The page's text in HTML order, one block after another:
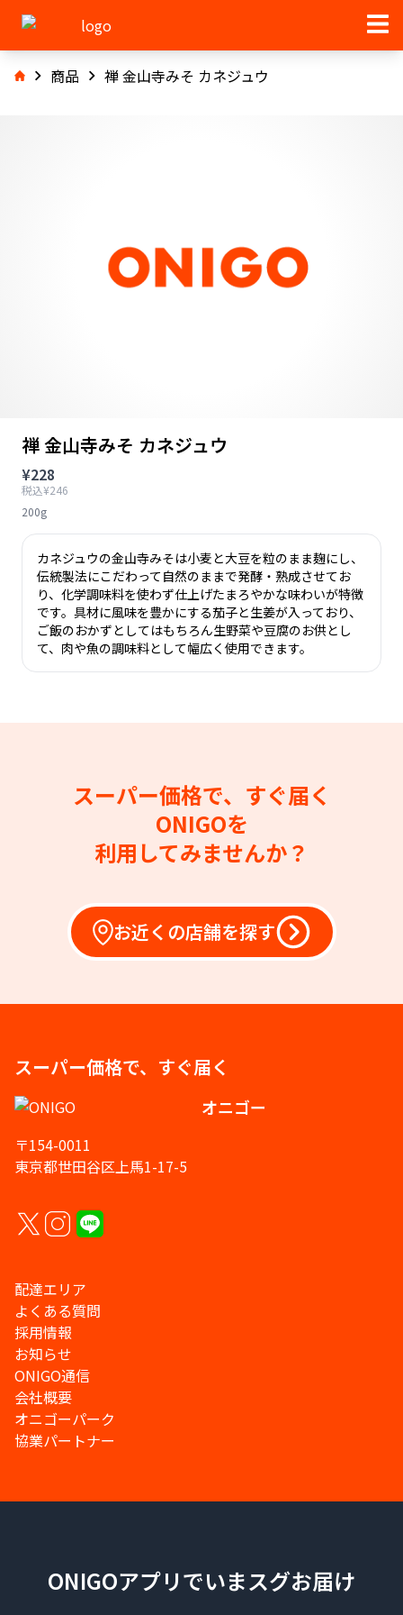
商品 禅 金山寺みそ カネジュウ
禅 金山寺みそ カネジュウ
¥228
税込¥246
200g
カネジュウの金山寺みそは小麦と大豆を粒のまま麹にし、
伝統製法にこだわって自然のままで発酵・熟成させてお
り、化学調味料を使わず仕上げたまろやかな味わいが特徴
です。具材に風味を豊かにする茄子と生姜が入っており、
ご飯のおかずとしてはもちろん生野菜や豆腐のお供とし
て、肉や魚の調味料として幅広く使用できます。
スーパー価格で、すぐ届く
ONIGOを
利用してみませんか？
お近くの店舗を探す
スーパー価格で、すぐ届く
オニゴー
〒154-0011
東京都世田谷区上馬1-17-5
配達エリア
よくある質問
採用情報
お知らせ
ONIGO通信
会社概要
オニゴーパーク
協業パートナー
ONIGOアプリでいまスグお届け